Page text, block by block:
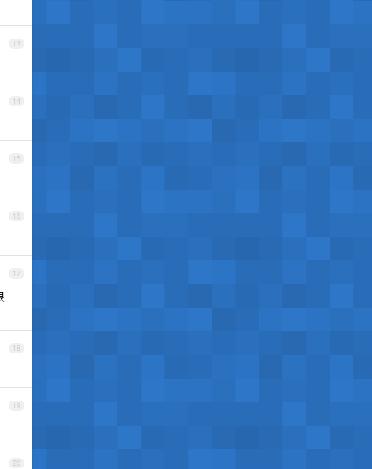
13
14
15
16
17
18
19
20